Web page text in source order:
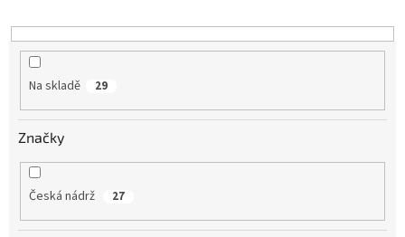
t
ů
Na skladě 29
Značky
Česká nádrž 27